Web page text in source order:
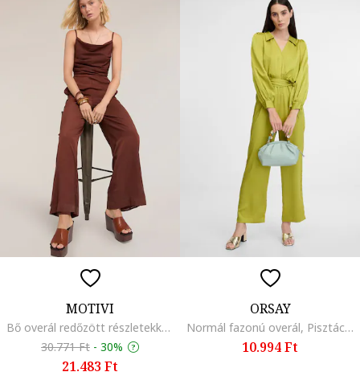
MOTIVI
Bő overál redőzött részletekkel, Fahéjbarna
30.771 Ft - 30%
21.483 Ft
ORSAY
Normál fazonú overál, Pisztáciazöld
10.994 Ft